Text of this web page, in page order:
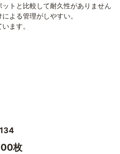
トと比較して耐久性がありません
よる管理がしやすい。
ます。
枚